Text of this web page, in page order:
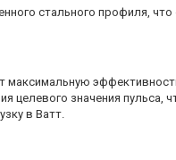
стального профиля,
целевого значения
в Ватт.